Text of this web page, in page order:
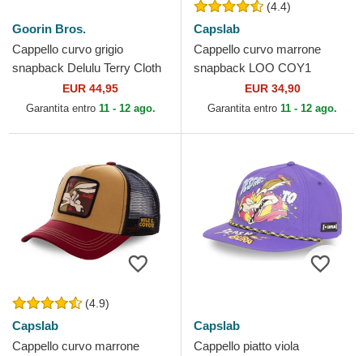
Goorin Bros.
Cappello curvo grigio
snapback Delulu Terry Cloth
The Farm Goorin Bros.
EUR 44,95
Garantita entro 11 - 12 ago.
(4.4)
Capslab
Cappello curvo marrone
snapback LOO COY1
Coyote Looney Tunes di
Capslab
EUR 34,90
Garantita entro 11 - 12 ago.
(4.9)
Capslab
Cappello curvo marrone
Capslab
Cappello piatto viola